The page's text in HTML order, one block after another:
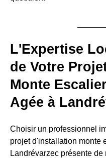
L'Expertise
de Votre
Monte
Agée à
Choisir un professionnel
projet d'installation monte
Landrévarzec présente